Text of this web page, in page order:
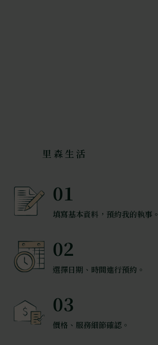
里森生活
01
填寫基本資料，預約我的執事。
02
選擇日期、時間進行預約。
03
價格、服務細節確認。